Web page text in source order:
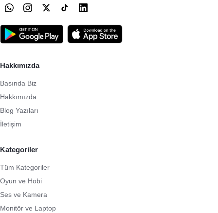
Hakkımızda
Basında Biz
Hakkımızda
Blog Yazıları
İletişim
Kategoriler
Tüm Kategoriler
Oyun ve Hobi
Ses ve Kamera
Monitör ve Laptop